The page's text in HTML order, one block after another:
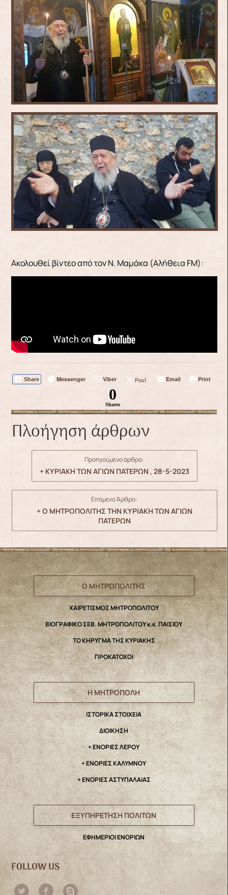
Ακολουθεί βίντεο από τον Ν. Μαμάκα (Αλήθεια FM):
Share Messenger Viber Post Email Print
0
Shares
Πλοήγηση άρθρων
Προηγούμενο άρθρο:
+ ΚΥΡΙΑΚΗ ΤΩΝ ΑΓΙΩΝ ΠΑΤΕΡΩΝ , 28-5-2023
Επόμενο Άρθρο:
+ Ο ΜΗΤΡΟΠΟΛΙΤΗΣ ΤΗΝ ΚΥΡΙΑΚΗ ΤΩΝ ΑΓΙΩΝ
ΠΑΤΕΡΩΝ
Ο ΜΗΤΡΟΠΟΛΙΤΗΣ
ΧΑΙΡΕΤΙΣΜΟΣ ΜΗΤΡΟΠΟΛΙΤΟΥ
ΒΙΟΓΡΑΦΙΚΟ ΣΕΒ. ΜΗΤΡΟΠΟΛΙΤΟΥ κ.κ. ΠΑΙΣΙΟΥ
ΤΟ ΚΗΡΥΓΜΑ ΤΗΣ ΚΥΡΙΑΚΗΣ
ΠΡΟΚΑΤΟΧΟΙ
Η ΜΗΤΡΟΠΟΛΗ
IΣΤΟΡΙΚΑ ΣΤΟΙΧΕΙΑ
ΔΙΟΙΚΗΣΗ
+ ΕΝΟΡΙΕΣ ΛΕΡΟΥ
+ ΕΝΟΡΙΕΣ ΚΑΛΥΜΝΟΥ
+ ΕΝΟΡΙΕΣ ΑΣΤΥΠΑΛΑΙΑΣ
ΕΞΥΠΗΡΕΤΗΣΗ ΠΟΛΙΤΩΝ
ΕΦΗΜΕΡΙΟΙ ΕΝΟΡΙΩΝ
FOLLOW US